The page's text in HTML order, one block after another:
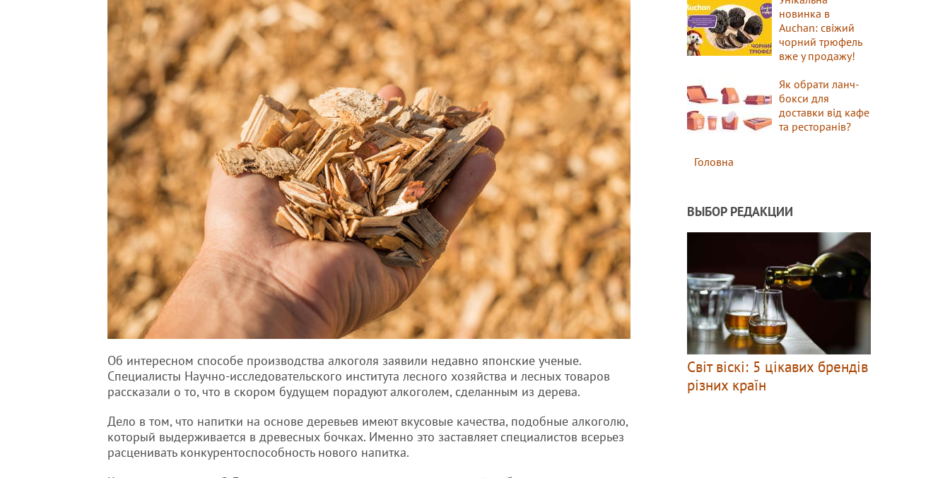
Об интересном способе производства алкоголя заявили недавно японские ученые.
Специалисты Научно-исследовательского института лесного хозяйства и лесных товаров
рассказали о то, что в скором будущем порадуют алкоголем, сделанным из дерева.
Дело в том, что напитки на основе деревьев имеют вкусовые качества, подобные алкоголю,
который выдерживается в древесных бочках. Именно это заставляет специалистов всерьез
расценивать конкурентоспособность нового напитка.
новинка в
Auchan: свіжий
чорний трюфель
вже у продажу!
Як обрати ланч-
бокси для
доставки від кафе
та ресторанів?
Головна
ВЫБОР РЕДАКЦИИ
Світ віскі: 5 цікавих брендів
різних країн